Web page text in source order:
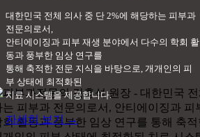
대한민국 전체 의사 중 단 2%에 해당하는 피부과
전문의로서,
안티에이징과 피부 재생 분야에서 다수의 학회 활
동과 풍부한 임상 연구를
통해 축적한 전문 지식을 바탕으로, 개개인의 피
부 상태에 최적화된
치료 시스템을 제공합니다.
자세히 보기 →